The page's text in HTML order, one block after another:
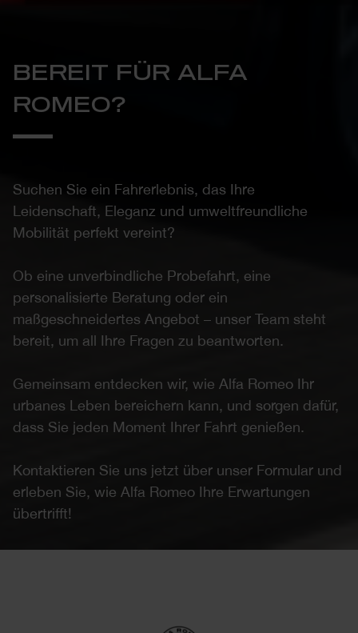
BEREIT FÜR ALFA
ROMEO?
Suchen Sie ein Fahrerlebnis, das Ihre
Leidenschaft, Eleganz und umweltfreundliche
Mobilität perfekt vereint?
Ob eine unverbindliche Probefahrt, eine
personalisierte Beratung oder ein
maßgeschneidertes Angebot – unser Team steht
bereit, um all Ihre Fragen zu beantworten.
Gemeinsam entdecken wir, wie Alfa Romeo Ihr
urbanes Leben bereichern kann, und sorgen dafür,
dass Sie jeden Moment Ihrer Fahrt genießen.
Kontaktieren Sie uns jetzt über unser Formular und
erleben Sie, wie Alfa Romeo Ihre Erwartungen
übertrifft!